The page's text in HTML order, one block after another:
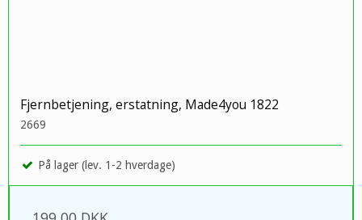
Fjernbetjening, erstatning, Made4you 1822
2669
På lager (lev. 1-2 hverdage)